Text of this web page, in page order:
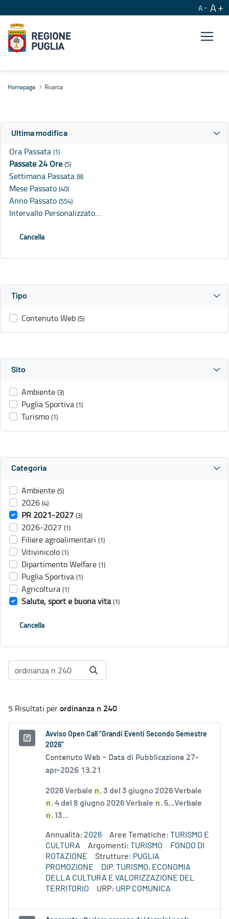
A A
Homepage Ricerca
Ultima modifica
Ora Passata (1)
Passate 24 Ore (5)
Settimana Passata (8)
Mese Passato (40)
Anno Passato (554)
Intervallo Personalizzato…
Cancella
Tipo
Contenuto Web (5)
Sito
Ambiente (3)
Puglia Sportiva (1)
Turismo (1)
Categoria
Ambiente (5)
2026 (4)
PR 2021-2027 (3)
2026-2027 (1)
Filiere agroalimentari (1)
Vitivinicolo (1)
Dipartimento Welfare (1)
Puglia Sportiva (1)
Agricoltura (1)
Salute, sport e buona vita (1)
Cancella
5 Risultati perordinanza n 240
Avviso Open Call “Grandi Eventi Secondo Semestre
2026”
Contenuto Web - Data di Pubblicazione 27-
apr-2026 13.21
2026 Verbale n. 3 del 3 giugno 2026 Verbale
n. 4 del 8 giugno 2026 Verbale n. 5...Verbale
n. 13...
Annualità: 2026 Aree Tematiche: TURISMO E
CULTURA
Argomenti: TURISMO
FONDO DI
ROTAZIONE
Strutture: PUGLIA
PROMOZIONE
DIP. TURISMO, ECONOMIA
DELLA CULTURA E VALORIZZAZIONE DEL
TERRITORIO
URP: URP COMUNICA